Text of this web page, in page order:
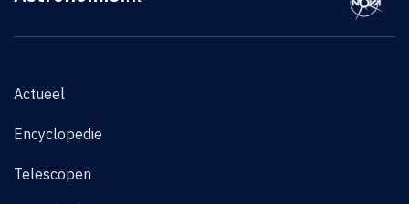
Actueel
Encyclopedie
Telescopen